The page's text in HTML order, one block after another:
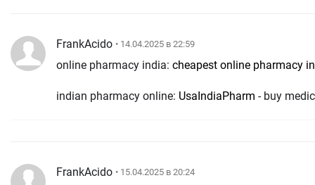
FrankAcido • 14.04.2025 в 22:59
online pharmacy india: cheapest online pharmacy
indian pharmacy online: UsaIndiaPharm - buy
FrankAcido • 15.04.2025 в 20:24